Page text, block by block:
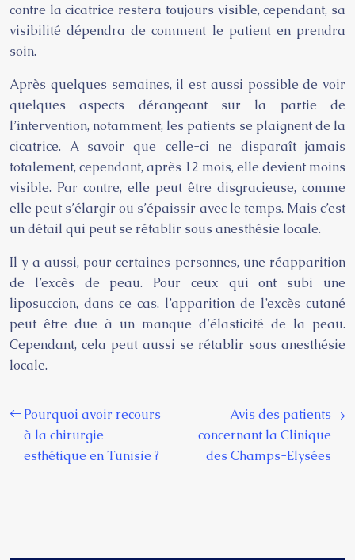
contre la cicatrice restera toujours visible, cependant, sa
visibilité dépendra de comment le patient en prendra
soin.
Après quelques semaines, il est aussi possible de voir
quelques aspects dérangeant sur la partie de
l’intervention, notamment, les patients se plaignent de la
cicatrice. A savoir que celle-ci ne disparaît jamais
totalement, cependant, après 12 mois, elle devient moins
visible. Par contre, elle peut être disgracieuse, comme
elle peut s’élargir ou s’épaissir avec le temps. Mais c’est
un détail qui peut se rétablir sous anesthésie locale.
Il y a aussi, pour certaines personnes, une réapparition
de l’excès de peau. Pour ceux qui ont subi une
liposuccion, dans ce cas, l’apparition de l’excès cutané
peut être due à un manque d’élasticité de la peau.
Cependant, cela peut aussi se rétablir sous anesthésie
locale.
Pourquoi avoir recours
à la chirurgie
esthétique en Tunisie ?
Avis des patients
concernant la Clinique
des Champs-Elysées